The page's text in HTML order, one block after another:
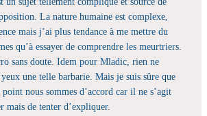
La nature humaine est complexe,
mais j’ai plus tendance à me mettre du
qu’à essayer de comprendre les meurtriers.
sans doute. Idem pour Mladic, rien ne
une telle barbarie. Mais je suis sûre que
nous sommes d’accord car il ne s’agit
mais de tenter d’expliquer.